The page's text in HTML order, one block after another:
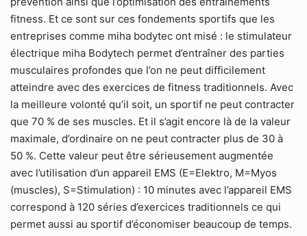
fitness. Et ce sont sur ces fondements sportifs que les
entreprises comme miha bodytec ont misé : le stimulateur
électrique miha Bodytech permet d’entraîner des parties
musculaires profondes que l’on ne peut difficilement
atteindre avec des exercices de fitness traditionnels. Avec
la meilleure volonté qu’il soit, un sportif ne peut contracter
que 70 % de ses muscles. Et il s’agit encore là de la valeur
maximale, d’ordinaire on ne peut contracter plus de 30 à
50 %. Cette valeur peut être sérieusement augmentée
avec l’utilisation d’un appareil EMS (E=Elektro, M=Myos
(muscles), S=Stimulation) : 10 minutes avec l’appareil EMS
correspond à 120 séries d’exercices traditionnels ce qui
permet aussi au sportif d’économiser beaucoup de temps.